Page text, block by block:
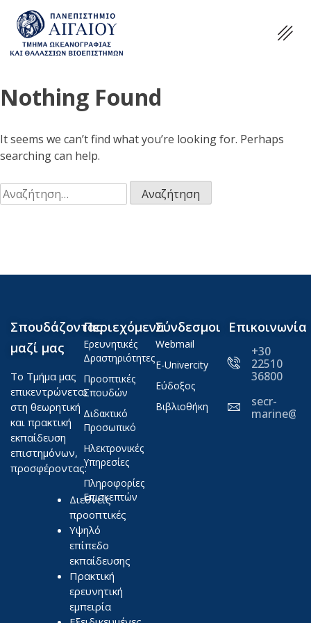
Nothing Found
It seems we can’t find what you’re looking for. Perhaps
searching can help.
Σπουδάζοντας
μαζί μας
Το Τμήμα μας
επικεντρώνεται
στη θεωρητική
και πρακτική
εκπαίδευση
επιστημόνων,
προσφέροντας:
Διεθνείς
προοπτικές
Υψηλό
επίπεδο
εκπαίδευσης
Πρακτική
ερευνητική
εμπειρία
Περιεχόμενα
Ερευνητικές
Δραστηριότητες
Προοπτικές
Σπουδών
Διδακτικό
Προσωπικό
Ηλεκτρονικές
Υπηρεσίες
Πληροφορίες
Επισκεπτών
Σύνδεσμοι
Webmail
E-Univercity
Εύδοξος
Βιβλιοθήκη
Επικοινωνία
+30
22510
36800
secr-